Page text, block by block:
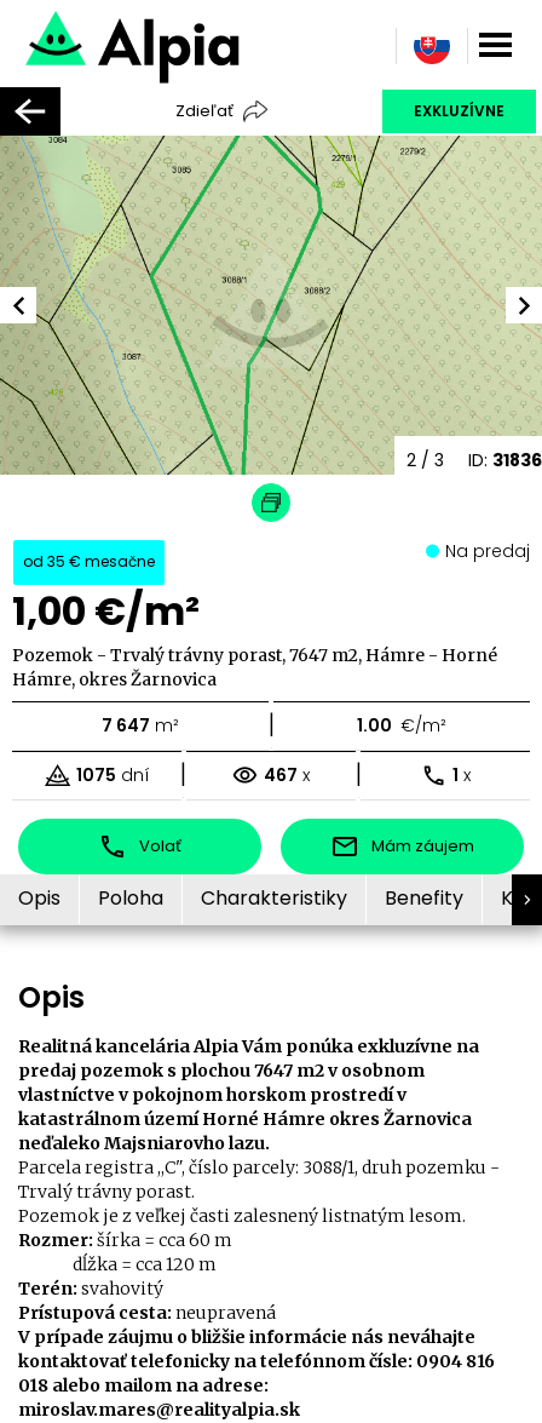
Zdieľať EXKLUZÍVNE
ID: 31836
2 / 3
od 35 € mesačne
1,00 €/m²
Na predaj
Pozemok - Trvalý trávny porast, 7647 m2, Hámre - Horné
Hámre, okres Žarnovica
7 647 m² | 1.00 €/m²
1075 dní | 467 x | 1 x
Volať Mám záujem
Opis Poloha Charakteristiky Benefity
Opis
Realitná kancelária Alpia Vám ponúka exkluzívne na
predaj pozemok s plochou 7647 m2 v osobnom
vlastníctve v pokojnom horskom prostredí v
katastrálnom území Horné Hámre okres Žarnovica
neďaleko Majsniarovho lazu.
Parcela registra ,,C", číslo parcely: 3088/1, druh pozemku -
Trvalý trávny porast.
Pozemok je z veľkej časti zalesnený listnatým lesom.
Rozmer: šírka = cca 60 m
dĺžka = cca 120 m
Terén: svahovitý
Prístupová cesta: neupravená
V prípade záujmu o bližšie informácie nás neváhajte
kontaktovať telefonicky na telefónnom čísle: 0904 816
018 alebo mailom na adrese:
miroslav.mares@realityalpia.sk